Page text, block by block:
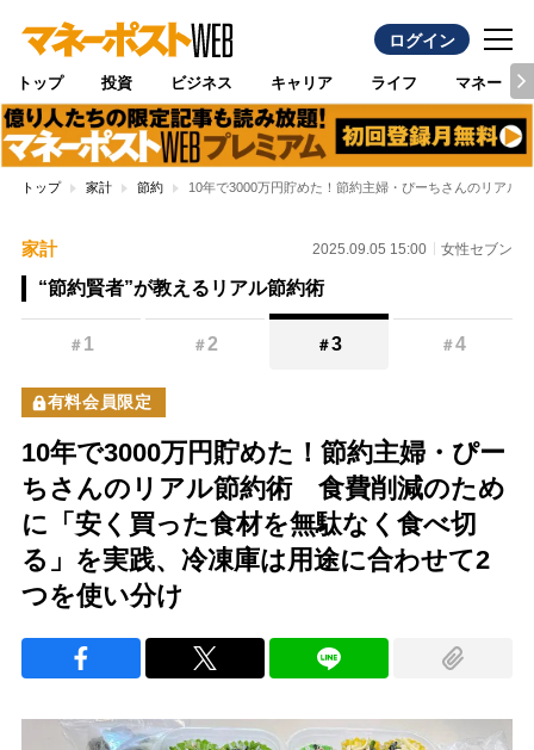
ログイン
トップ 投資 ビジネス キャリア ライフ マネー
トップ 家計 節約 10年で3000万円貯めた！節約主婦・ぴーちさんのリア
家計 2025.09.05 15:00 女性セブン
“節約賢者”が教えるリアル節約術
＃ 1 ＃2 ＃3 ＃4
有料会員限定
10年で3000万円貯めた！節約主婦・ぴー
ちさんのリアル節約術 食費削減のため
に「安く買った食材を無駄なく食べ切
る」を実践、冷凍庫は用途に合わせて2
つを使い分け